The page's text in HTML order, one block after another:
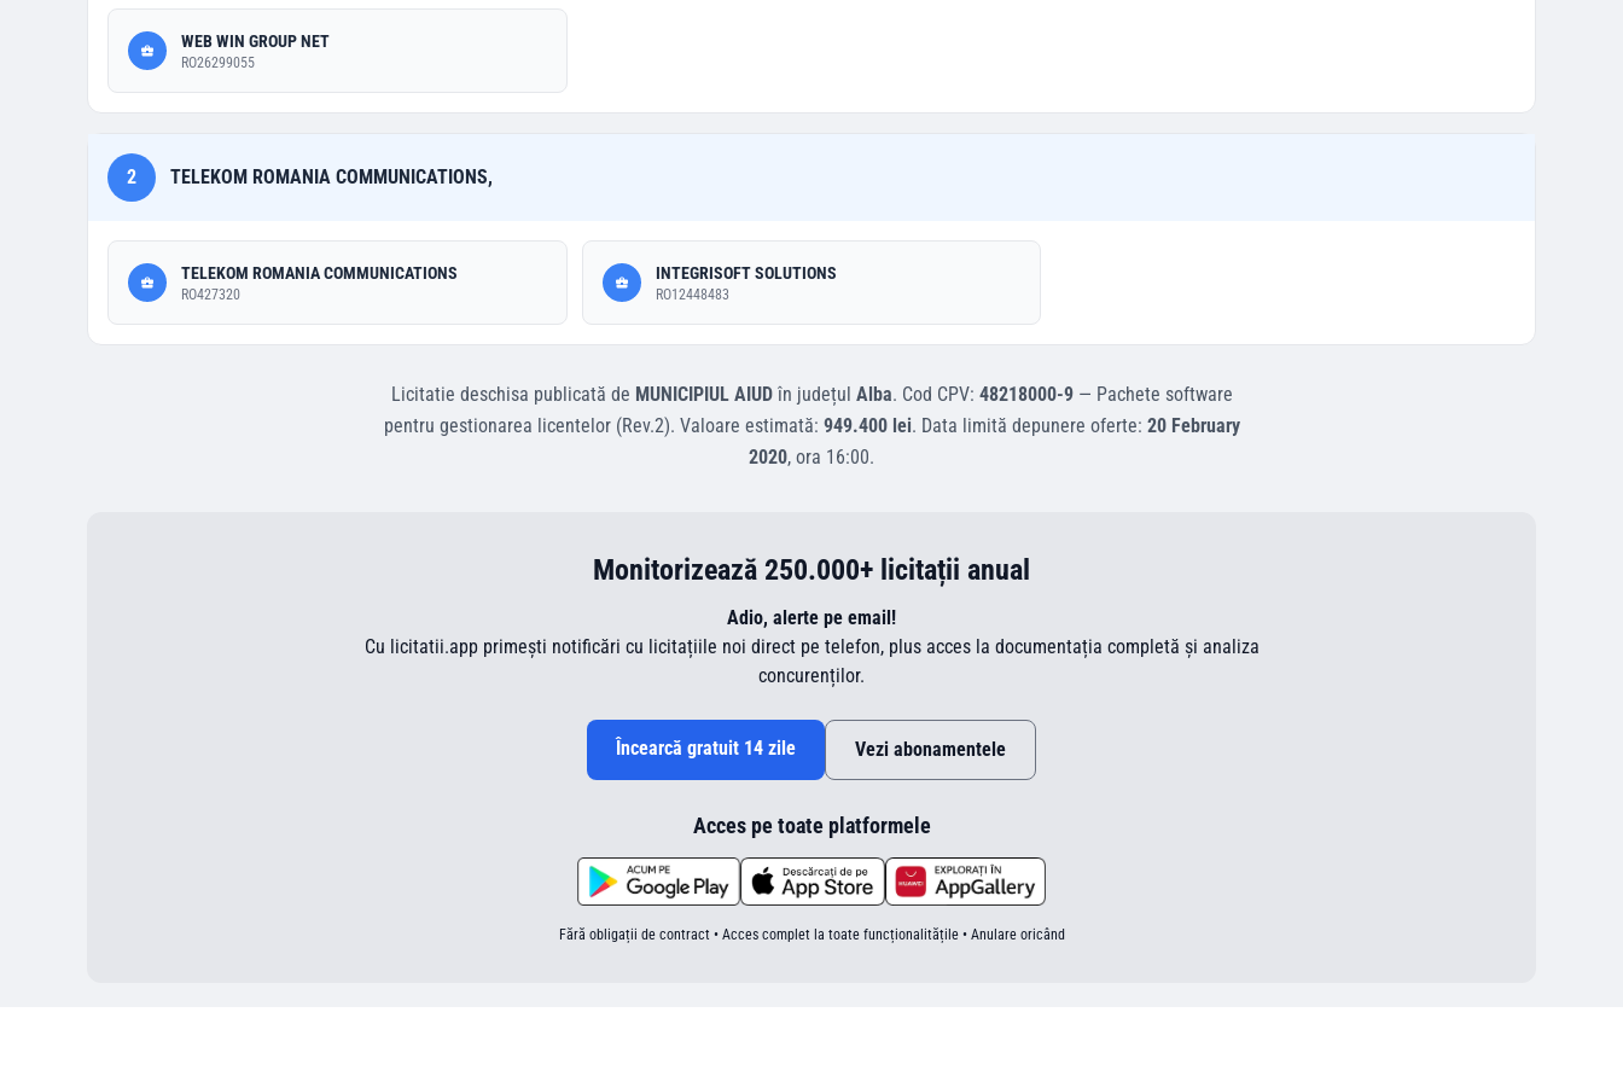
WEB WIN GROUP NET
RO26299055
2 TELEKOM ROMANIA COMMUNICATIONS,
TELEKOM ROMANIA COMMUNICATIONS
RO427320
INTEGRISOFT SOLUTIONS
RO12448483
Licitatie deschisa publicată de MUNICIPIUL AIUDîn județul Alba. Cod CPV: 48218000-9— Pachete software
pentru gestionarea licentelor (Rev.2). Valoare estimată: 949.400 lei. Data limită depunere oferte: 20 February
2020, ora 16:00.
Monitorizează 250.000+ licitații anual
Adio, alerte pe email!
Cu licitatii.app primești notificări cu licitațiile noi direct pe telefon, plus acces la documentația completă și analiza
concurenților.
Încearcă gratuit 14 zile Vezi abonamentele
Acces pe toate platformele
Fără obligații de contract • Acces complet la toate funcționalitățile • Anulare oricând